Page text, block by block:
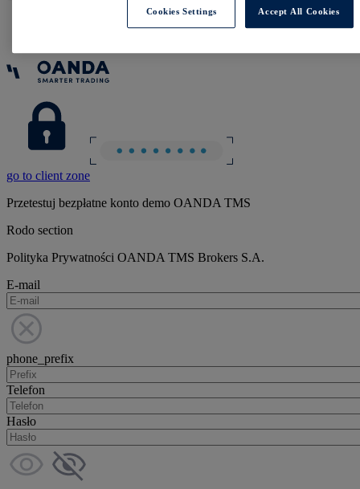
go to client zone
Przetestuj bezpłatne konto demo OANDA TMS
Rodo section
Polityka Prywatności OANDA TMS Brokers S.A.
E-mail
phone_prefix
Telefon
Hasło
Cookies Settings Accept All Cookies